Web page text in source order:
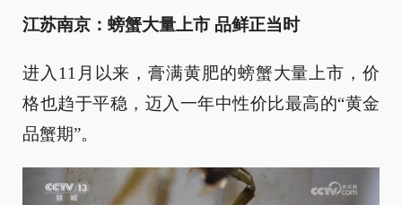
江苏南京：螃蟹大量上市 品鲜正当时
进入11月以来，膏满黄肥的螃蟹大量上市，价
格也趋于平稳，迈入一年中性价比最高的“黄金
品蟹期”。